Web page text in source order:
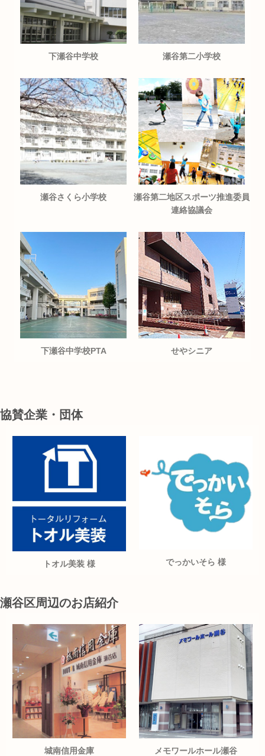
下瀬谷中学校 瀬谷第二小学校
瀬谷さくら小学校
瀬谷第二地区スポーツ推進委員
連絡協議会
下瀬谷中学校PTA せやシニア
協賛企業・団体
トオル美装 様 でっかいそら 様
瀬谷区周辺のお店紹介
城南信用金庫 メモワールホール瀬谷